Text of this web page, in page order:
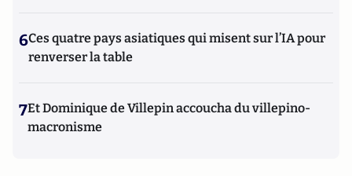
6Ces quatre pays asiatiques qui misent sur l’IA pour
renverser la table
7Et Dominique de Villepin accoucha du villepino-
macronisme